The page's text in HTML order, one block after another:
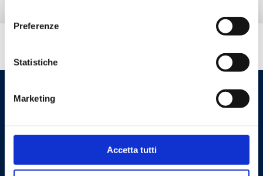
Preferenze
Statistiche
Marketing
Accetta tutti